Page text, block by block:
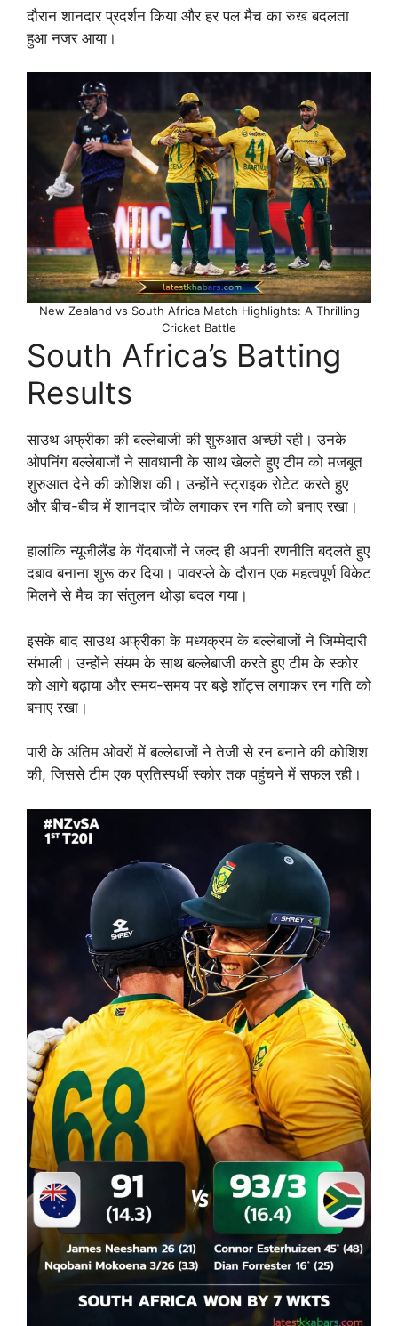
दौरान शानदार प्रदर्शन किया और हर पल मैच का रुख बदलता
हुआ नजर आया।
New Zealand vs South Africa Match Highlights: A Thrilling
Cricket Battle
South Africa’s Batting
Results
साउथ अफ्रीका की बल्लेबाजी की शुरुआत अच्छी रही। उनके
ओपनिंग बल्लेबाजों ने सावधानी के साथ खेलते हुए टीम को मजबूत
शुरुआत देने की कोशिश की। उन्होंने स्ट्राइक रोटेट करते हुए
और बीच-बीच में शानदार चौके लगाकर रन गति को बनाए रखा।
हालांकि न्यूजीलैंड के गेंदबाजों ने जल्द ही अपनी रणनीति बदलते हुए
दबाव बनाना शुरू कर दिया। पावरप्ले के दौरान एक महत्वपूर्ण विकेट
मिलने से मैच का संतुलन थोड़ा बदल गया।
इसके बाद साउथ अफ्रीका के मध्यक्रम के बल्लेबाजों ने जिम्मेदारी
संभाली। उन्होंने संयम के साथ बल्लेबाजी करते हुए टीम के स्कोर
को आगे बढ़ाया और समय-समय पर बड़े शॉट्स लगाकर रन गति को
बनाए रखा।
पारी के अंतिम ओवरों में बल्लेबाजों ने तेजी से रन बनाने की कोशिश
की, जिससे टीम एक प्रतिस्पर्धी स्कोर तक पहुंचने में सफल रही।